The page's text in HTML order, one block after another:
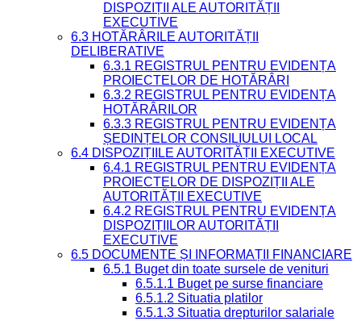
DISPOZIȚII ALE AUTORITĂȚII
EXECUTIVE
6.3 HOTĂRÂRILE AUTORITĂȚII
DELIBERATIVE
6.3.1 REGISTRUL PENTRU EVIDENȚA
PROIECTELOR DE HOTĂRÂRI
6.3.2 REGISTRUL PENTRU EVIDENȚA
HOTĂRÂRILOR
6.3.3 REGISTRUL PENTRU EVIDENȚA
ȘEDINȚELOR CONSILIULUI LOCAL
6.4 DISPOZIȚIILE AUTORITĂȚII EXECUTIVE
6.4.1 REGISTRUL PENTRU EVIDENȚA
PROIECTELOR DE DISPOZIȚII ALE
AUTORITĂȚII EXECUTIVE
6.4.2 REGISTRUL PENTRU EVIDENȚA
DISPOZIȚIILOR AUTORITĂȚII
EXECUTIVE
6.5 DOCUMENTE ȘI INFORMAȚII FINANCIARE
6.5.1 Buget din toate sursele de venituri
6.5.1.1 Buget pe surse financiare
6.5.1.2 Situatia platilor
6.5.1.3 Situatia drepturilor salariale